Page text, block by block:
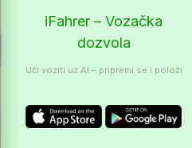
iFahrer – Vozačka
dozvola
Uči voziti uz AI – pripremi se i položi